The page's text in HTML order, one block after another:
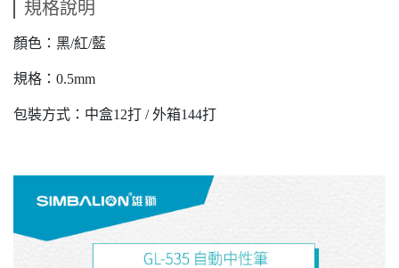
規格說明
顏色：黑/紅/藍
規格：0.5mm
包裝方式：中盒12打 / 外箱144打